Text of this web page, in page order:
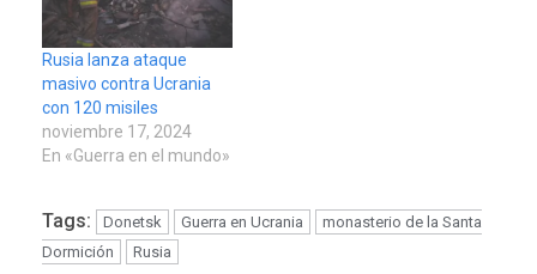
Rusia lanza ataque
masivo contra Ucrania
con 120 misiles
noviembre 17, 2024
En «Guerra en el mundo»
Tags: Donetsk Guerra en Ucrania
monasterio de la Santa
Dormición
Rusia